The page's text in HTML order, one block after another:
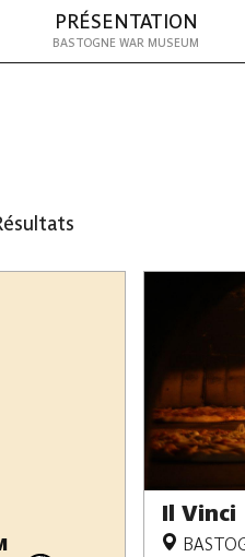
PRÉSENTATION
BASTOGNE WAR MUSEUM
Il Vinci